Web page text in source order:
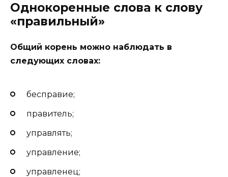
Однокоренные слова к слову
«правильный»
Общий корень можно наблюдать в
следующих словах:
бесправие;
правитель;
управлять;
управление;
управленец;